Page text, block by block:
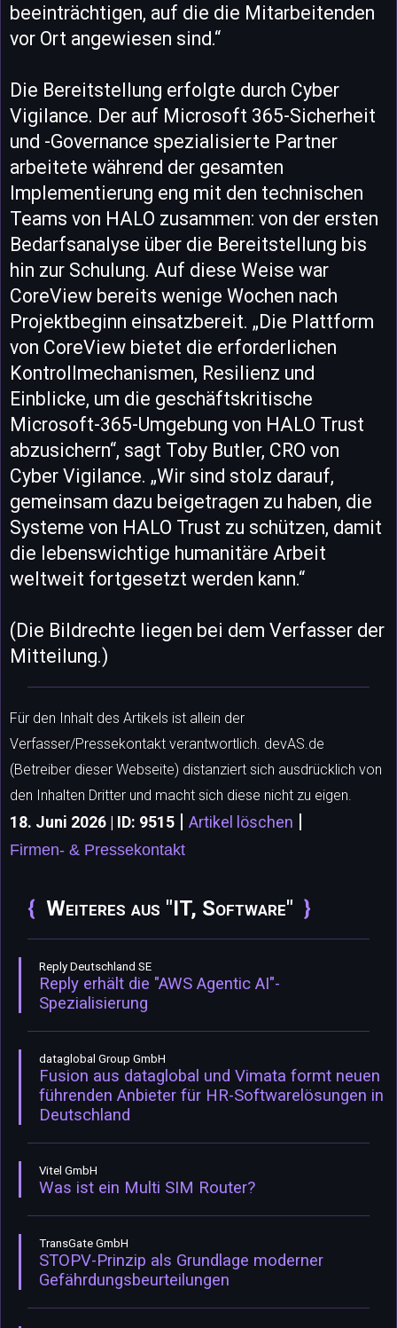
beeinträchtigen, auf die die Mitarbeitenden
vor Ort angewiesen sind.“
Die Bereitstellung erfolgte durch Cyber
Vigilance. Der auf Microsoft 365-Sicherheit
und -Governance spezialisierte Partner
arbeitete während der gesamten
Implementierung eng mit den technischen
Teams von HALO zusammen: von der ersten
Bedarfsanalyse über die Bereitstellung bis
hin zur Schulung. Auf diese Weise war
CoreView bereits wenige Wochen nach
Projektbeginn einsatzbereit. „Die Plattform
von CoreView bietet die erforderlichen
Kontrollmechanismen, Resilienz und
Einblicke, um die geschäftskritische
Microsoft-365-Umgebung von HALO Trust
abzusichern“, sagt Toby Butler, CRO von
Cyber Vigilance. „Wir sind stolz darauf,
gemeinsam dazu beigetragen zu haben, die
Systeme von HALO Trust zu schützen, damit
die lebenswichtige humanitäre Arbeit
weltweit fortgesetzt werden kann.“
(Die Bildrechte liegen bei dem Verfasser der
Mitteilung.)
Für den Inhalt des Artikels ist allein der
Verfasser/Pressekontakt verantwortlich. devAS.de
(Betreiber dieser Webseite) distanziert sich ausdrücklich von
den Inhalten Dritter und macht sich diese nicht zu eigen.
18. Juni 2026 | ID: 9515 Artikel löschen
Firmen- & Pressekontakt
Weiteres aus "IT, Software"
Reply Deutschland SE
Reply erhält die "AWS Agentic AI"-
Spezialisierung
dataglobal Group GmbH
Fusion aus dataglobal und Vimata formt neuen
führenden Anbieter für HR-Softwarelösungen in
Deutschland
Vitel GmbH
Was ist ein Multi SIM Router?
TransGate GmbH
STOPV-Prinzip als Grundlage moderner
Gefährdungsbeurteilungen